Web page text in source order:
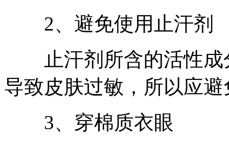
2、避免使用止汗剂
止汗剂所含的活性成
导致皮肤过敏，所以应
3、穿棉质衣眼